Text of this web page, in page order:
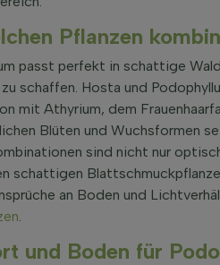
Pflanzen
passt perfekt in schattige
schaffen. Hosta und
mit Athyrium, dem
Blüten und Wuchsformen
sind nicht nur
schattigen
an Boden und
.
und Boden für